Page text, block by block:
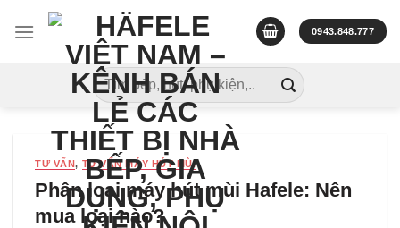
0943.848.777
Tìm
kiếm:
TƯ VẤN, TƯ VẤN MÁY HÚT MÙI
Phân loại máy hút mùi Hafele: Nên
mua loại nào?